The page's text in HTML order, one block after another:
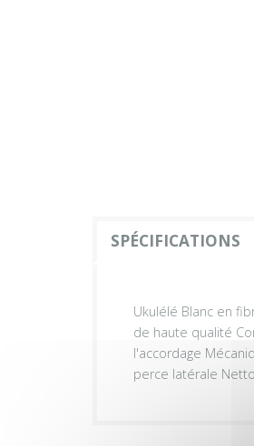
SPÉCIFICATIONS
Ukulélé Blanc en
de haute qualité
l'accordage
perce latérale